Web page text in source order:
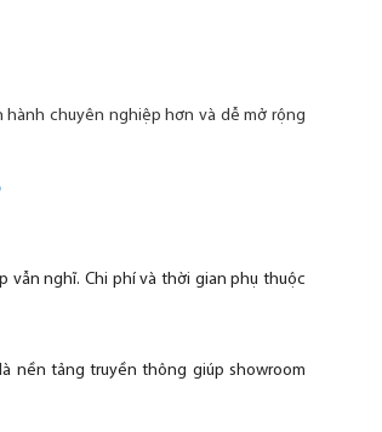
hành chuyên nghiệp hơn và dễ mở rộng
vẫn nghĩ. Chi phí và thời gian phụ thuộc
nền tảng truyền thông giúp showroom